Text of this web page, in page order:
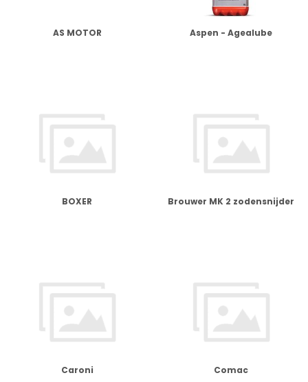
AS MOTOR Aspen - Agealube
BOXER Brouwer MK 2 zodensnijder
Caroni Comac